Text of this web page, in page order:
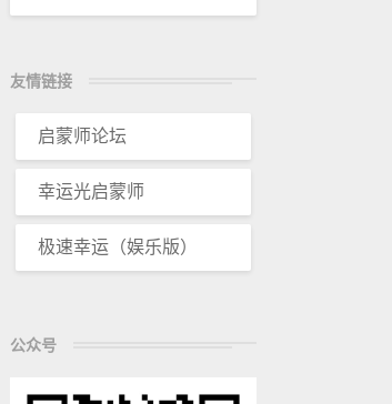
友情链接
启蒙师论坛
幸运光启蒙师
极速幸运（娱乐版）
公众号